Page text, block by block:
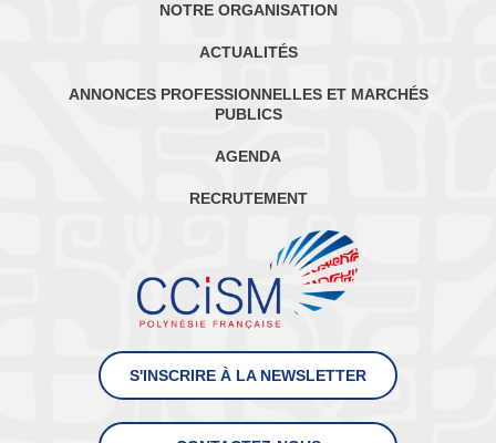
NOTRE ORGANISATION
ACTUALITÉS
ANNONCES PROFESSIONNELLES ET MARCHÉS
PUBLICS
AGENDA
RECRUTEMENT
S'INSCRIRE À LA NEWSLETTER